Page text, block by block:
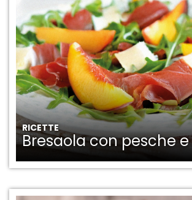
RICETTE
Bresaola con pesche